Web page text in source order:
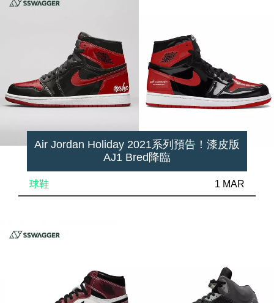
Air Jordan Holiday 2021系列預告！漆皮版
AJ1 Bred降臨
球鞋 1 MAR